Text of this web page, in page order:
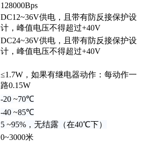
128000Bps
DC12~36V供电，且带有防反接保护设
计，峰值电压不得超过+40V
DC24~36V供电，且带有防反接保护设
计，峰值电压不得超过+40V
≤1.7W，如果有继电器动作：每动作一
路0.15W
-20 ~70℃
-40 ~85℃
5 ~95%，无结露（在40℃下）
0~3000米